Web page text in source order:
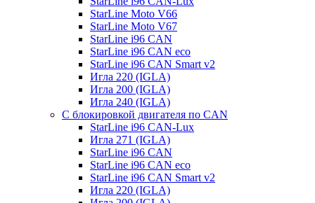
StarLine Moto V66
StarLine Moto V67
StarLine i96 CAN
StarLine i96 CAN eco
StarLine i96 CAN Smart v2
Игла 220 (IGLA)
Игла 200 (IGLA)
Игла 240 (IGLA)
С блокировкой двигателя по CAN
StarLine i96 CAN-Lux
Игла 271 (IGLA)
StarLine i96 CAN
StarLine i96 CAN eco
StarLine i96 CAN Smart v2
Игла 220 (IGLA)